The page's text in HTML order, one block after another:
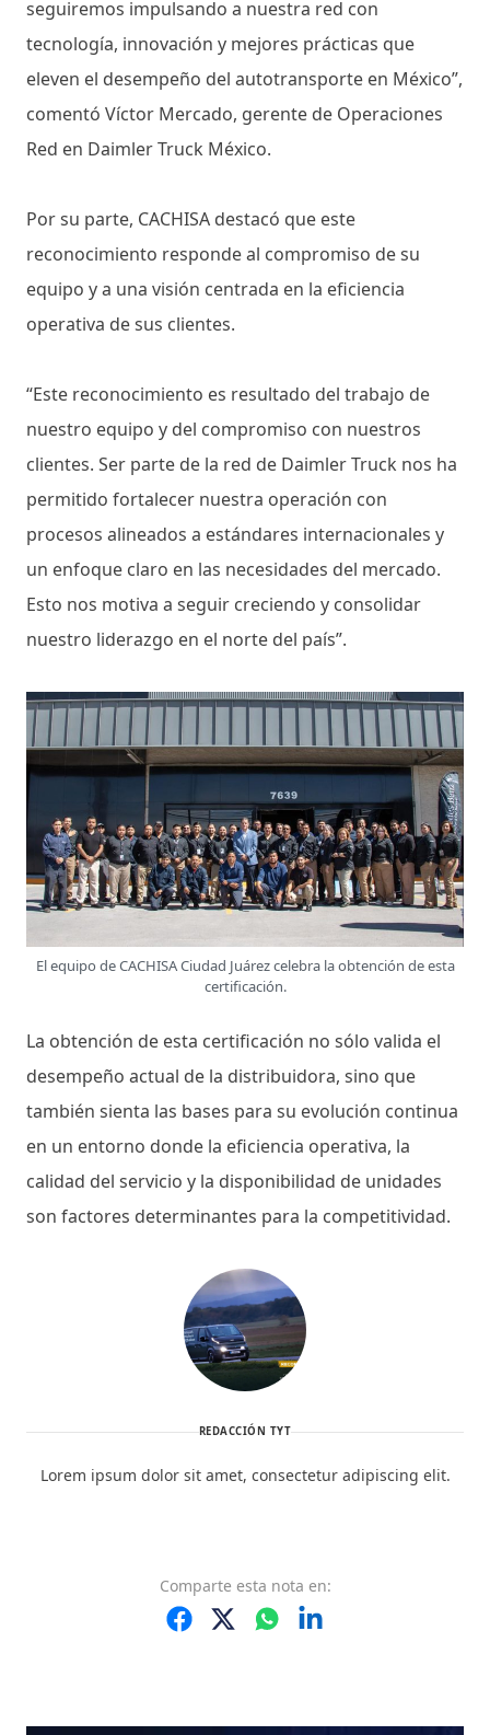
seguiremos impulsando a nuestra red con
tecnología, innovación y mejores prácticas que
eleven el desempeño del autotransporte en México”,
comentó Víctor Mercado, gerente de Operaciones
Red en Daimler Truck México.
Por su parte, CACHISA destacó que este
reconocimiento responde al compromiso de su
equipo y a una visión centrada en la eficiencia
operativa de sus clientes.
“Este reconocimiento es resultado del trabajo de
nuestro equipo y del compromiso con nuestros
clientes. Ser parte de la red de Daimler Truck nos ha
permitido fortalecer nuestra operación con
procesos alineados a estándares internacionales y
un enfoque claro en las necesidades del mercado.
Esto nos motiva a seguir creciendo y consolidar
nuestro liderazgo en el norte del país”.
El equipo de CACHISA Ciudad Juárez celebra la obtención de esta
certificación.
La obtención de esta certificación no sólo valida el
desempeño actual de la distribuidora, sino que
también sienta las bases para su evolución continua
en un entorno donde la eficiencia operativa, la
calidad del servicio y la disponibilidad de unidades
son factores determinantes para la competitividad.
REDACCIÓN TYT
Lorem ipsum dolor sit amet, consectetur adipiscing elit.
Comparte esta nota en: